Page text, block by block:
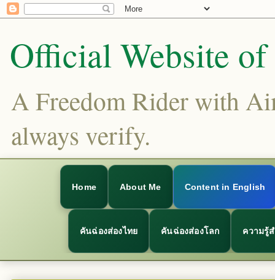
Official Website
A Freedom Rider with
always verify.
Home About Me Content in English
คันฉ่องส่องไทย คันฉ่องส่องโลก ความรู้